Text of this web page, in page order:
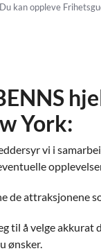
Du kan oppleve
York:
vi i
de attraksjonene
til å velge
ønsker.